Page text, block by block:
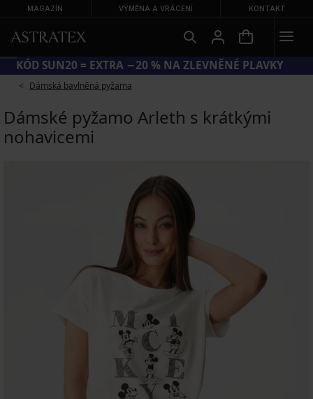
MAGAZÍN VÝMĚNA A VRÁCENÍ KONTAKT
VELKÝ LETNÍ VÝPRODEJ AŽ −70 %
KÓD SUN20 = EXTRA −20 % NA ZLEVNĚNÉ PLAVKY
Dámská bavlněná pyžama
Dámské pyžamo Arleth s krátkými
nohavicemi